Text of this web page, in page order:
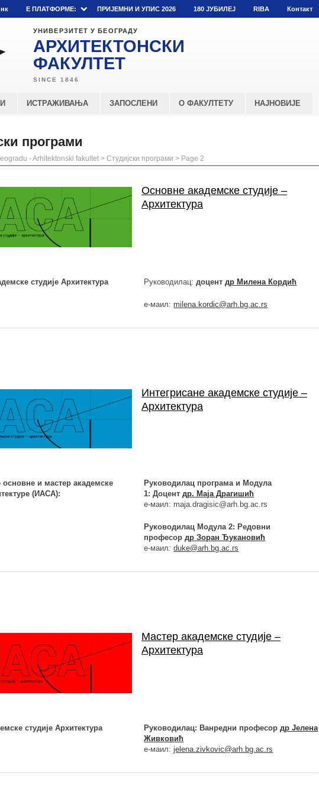
E ПЛАТФОРМЕ: ПРИЈЕМНИ И УПИС 2026 180 ЈУБИЛЕЈ RIBA Контакт
УНИВЕРЗИТЕТ У БЕОГРАДУ
АРХИТЕКТОНСКИ
ФАКУЛТЕТ
ИСТРАЖИВАЊА ЗАПОСЛЕНИ О ФАКУЛТЕТУ НАЈНОВИЈЕ
програми
- Arhitektonski fakultet > Студијски програми > Page 2
Основне академске студије –
Архитектура
студије Архитектура
Руководилац:доцентдр Милена Кордић
е-маил:milena.kordic@arh.bg.ac.rs
Интегрисане академске студије –
Архитектура
oсновне и мастер академске
(ИАСА):
Руководилац програма и Модула
1: Доцентдр. Маја Драгишић
е-маил: maja.dragisic@arh.bg.ac.rs
Руководилац Модула 2: Редовни
професордр Зоран Ђукановић
е-маил: duke@arh.bg.ac.rs
Мастер академске студије –
Архитектура
студије Архитектура
Руководилац: Ванредни професордр Јелена
Живковић
е-маил: jelena.zivkovic@arh.bg.ac.rs